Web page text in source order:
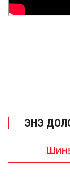
ЭНЭ